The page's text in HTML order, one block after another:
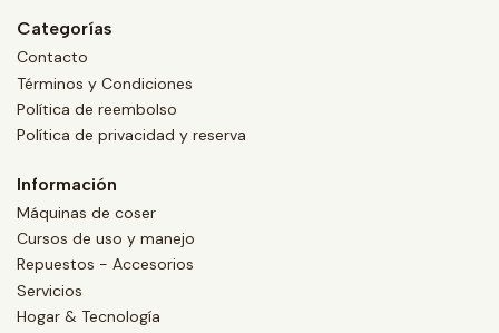
Categorías
Contacto
Términos y Condiciones
Política de reembolso
Política de privacidad y reserva
Información
Máquinas de coser
Cursos de uso y manejo
Repuestos - Accesorios
Servicios
Hogar & Tecnología